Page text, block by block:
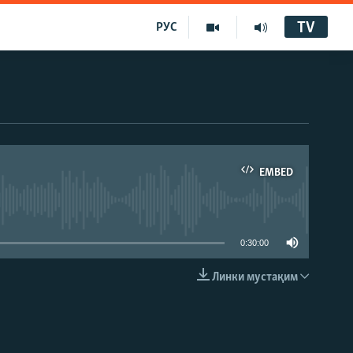
РУС TV
EMBED
EMBED
0:30:00
Линки мустақим